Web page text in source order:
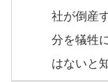
社が倒産
分を犠牲
はないと